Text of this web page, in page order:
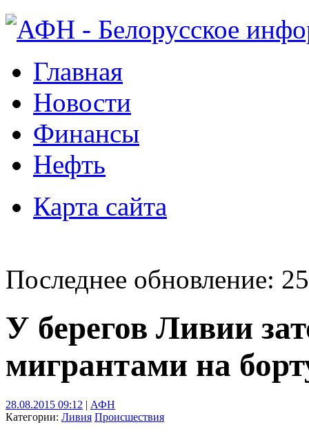
Главная
Новости
Финансы
Нефть
Карта сайта
Последнее обновление:
У берегов Ливии
мигрантами на
28.08.2015 09:12 | АФН
Категории: Ливия Происшествия